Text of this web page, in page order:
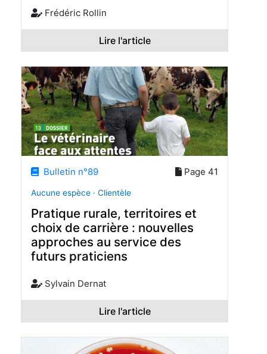
Frédéric Rollin
Lire l'article
Bulletin n°89 Page 41
Aucune espèce · Clientèle
Pratique rurale, territoires et
choix de carrière : nouvelles
approches au service des
futurs praticiens
Sylvain Dernat
Lire l'article